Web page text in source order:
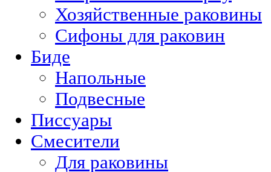
Хозяйственные раковины
Сифоны для раковин
Биде
Напольные
Подвесные
Писсуары
Смесители
Для раковины